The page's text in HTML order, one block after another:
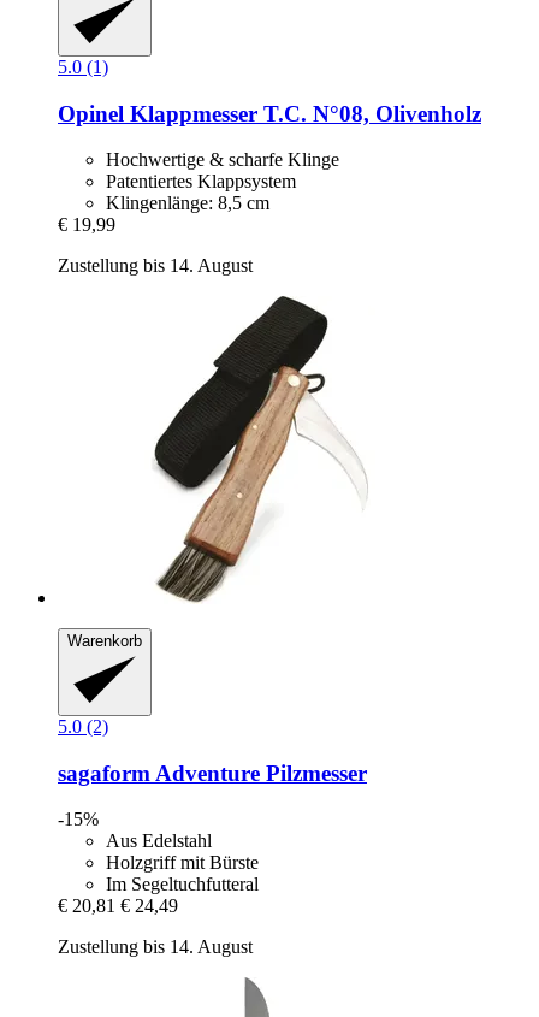
5.0 (1)
Opinel Klappmesser T.C. N°08, Olivenholz
Hochwertige & scharfe Klinge
Patentiertes Klappsystem
Klingenlänge: 8,5 cm
€ 19,99
Zustellung bis 14. August
Warenkorb
5.0 (2)
sagaform Adventure Pilzmesser
-15%
Aus Edelstahl
Holzgriff mit Bürste
Im Segeltuchfutteral
€ 20,81 € 24,49
Zustellung bis 14. August